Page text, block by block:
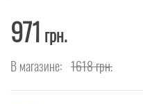
971 грн.
В магазине: 1618грн.